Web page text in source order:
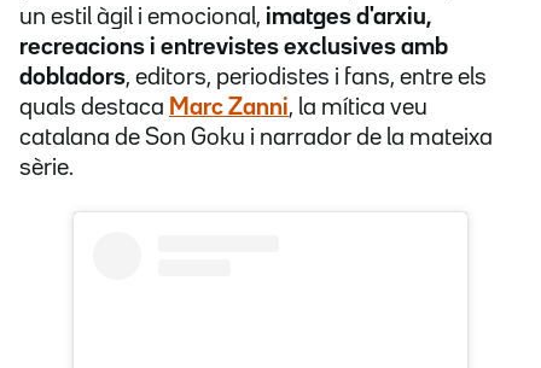
un estil àgil i emocional, imatges d'arxiu,
recreacions i entrevistes exclusives amb
dobladors, editors, periodistes i fans, entre els
quals destaca Marc Zanni, la mítica veu
catalana de Son Goku i narrador de la mateixa
sèrie.